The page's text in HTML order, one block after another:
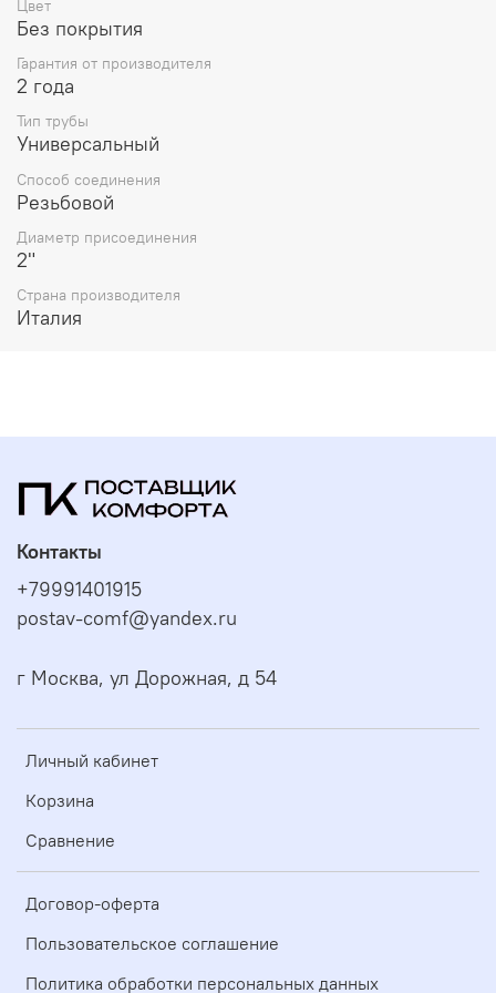
Цвет
Без покрытия
Гарантия от производителя
2 года
Тип трубы
Универсальный
Способ соединения
Резьбовой
Диаметр присоединения
2"
Страна производителя
Италия
Личный кабинет
Корзина
Сравнение
Договор-оферта
Пользовательское соглашение
Политика обработки персональных данных
Контакты
+79991401915
postav-comf@yandex.ru
г Москва, ул Дорожная, д 54